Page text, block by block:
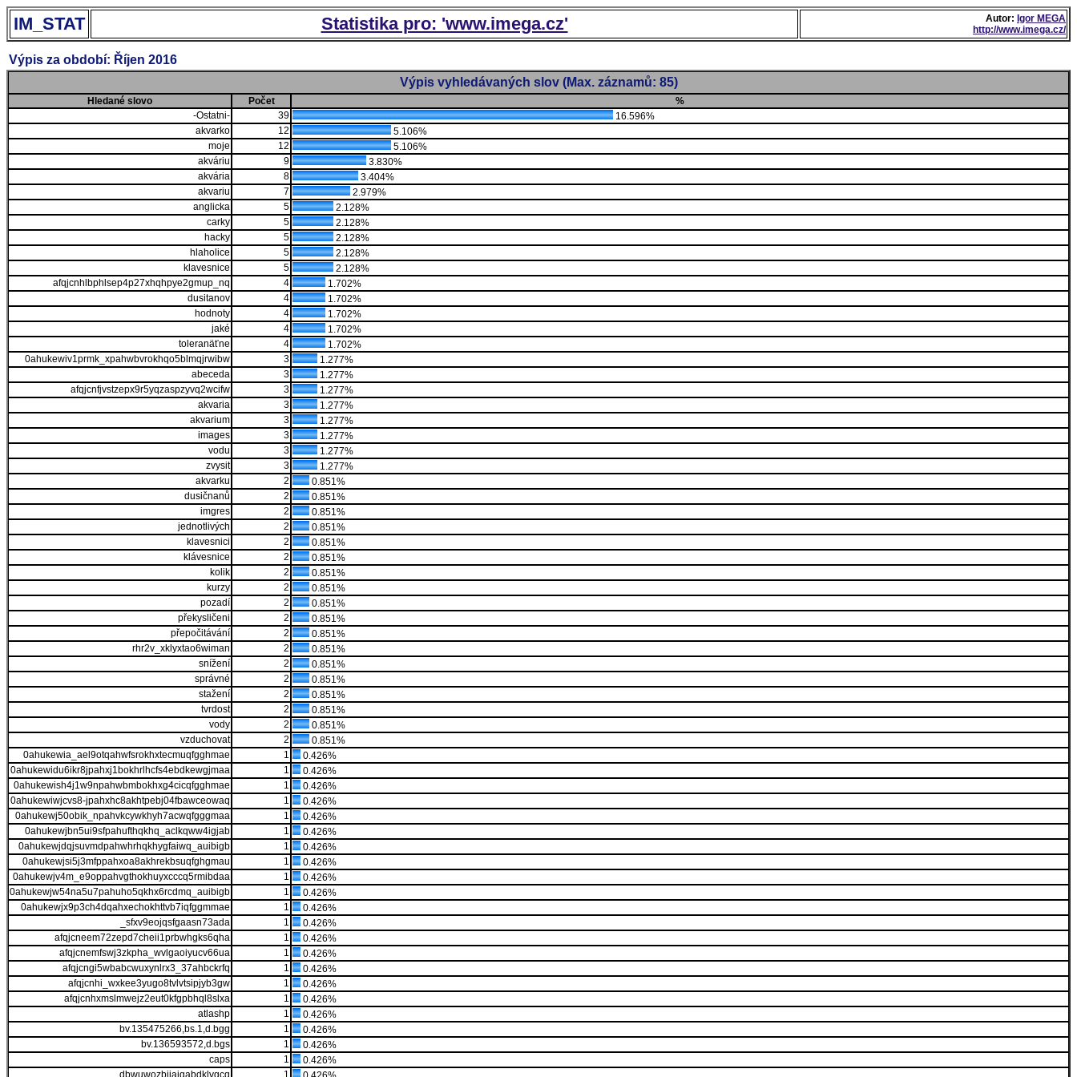
IM_STAT Statistika pro: 'www.imega.cz' Autor: Igor MEGA
http://www.imega.cz/
Výpis za období: Říjen 2016
Výpis vyhledávaných slov (Max. záznamů: 85)
Hledané slovo Počet
%
-Ostatni-
39
16.596%
akvarko
12
5.106%
moje
12
5.106%
akváriu
9
3.830%
akvária
8
3.404%
akvariu
7
2.979%
anglicka
5
2.128%
carky
5
2.128%
hacky
5
2.128%
hlaholice
5
2.128%
klavesnice
5
2.128%
afqjcnhlbphlsep4p27xhqhpye2gmup_nq
4
1.702%
dusitanov
4
1.702%
hodnoty
4
1.702%
jaké
4
1.702%
toleranäťne
4
1.702%
0ahukewiv1prmk_xpahwbvrokhqo5blmqjrwibw
3
1.277%
abeceda
3
1.277%
afqjcnfjvstzepx9r5yqzaspzyvq2wcifw
3
1.277%
akvaria
3
1.277%
akvarium
3
1.277%
images
3
1.277%
vodu
3
1.277%
zvysit
3
1.277%
akvarku
2
0.851%
dusičnanů
2
0.851%
imgres
2
0.851%
jednotlivých
2
0.851%
klavesnici
2
0.851%
klávesnice
2
0.851%
kolik
2
0.851%
kurzy
2
0.851%
pozadí
2
0.851%
překysličeni
2
0.851%
přepočitávání
2
0.851%
rhr2v_xklyxtao6wiman
2
0.851%
snížení
2
0.851%
správné
2
0.851%
stažení
2
0.851%
tvrdost
2
0.851%
vody
2
0.851%
vzduchovat
2
0.851%
0ahukewia_ael9otqahwfsrokhxtecmuqfgghmae
1
0.426%
0ahukewidu6ikr8jpahxj1bokhrlhcfs4ebdkewgjmaa
1
0.426%
0ahukewish4j1w9npahwbmbokhxg4cicqfgghmae
1
0.426%
0ahukewiwjcvs8-jpahxhc8akhtpebj04fbawceowaq
1
0.426%
0ahukewj50obik_npahvkcywkhyh7acwqfgggmaa
1
0.426%
0ahukewjbn5ui9sfpahufthqkhq_aclkqww4igjab
1
0.426%
0ahukewjdqjsuvmdpahwhrhqkhygfaiwq_auibigb
1
0.426%
0ahukewjsi5j3mfppahxoa8akhrekbsuqfghgmau
1
0.426%
0ahukewjv4m_e9oppahvgthokhuyxcccq5rmibdaa
1
0.426%
0ahukewjw54na5u7pahuho5qkhx6rcdmq_auibigb
1
0.426%
0ahukewjx9p3ch4dqahxechokhttvb7iqfggmmae
1
0.426%
_sfxv9eojqsfgaasn73ada
1
0.426%
afqjcneem72zepd7cheii1prbwhgks6qha
1
0.426%
afqjcnemfswj3zkpha_wvlgaoiyucv66ua
1
0.426%
afqjcngi5wbabcwuxynlrx3_37ahbckrfq
1
0.426%
afqjcnhi_wxkee3yugo8tvlvtsipjyb3gw
1
0.426%
afqjcnhxmslmwejz2eut0kfgpbhql8slxa
1
0.426%
atlashp
1
0.426%
bv.135475266,bs.1,d.bgg
1
0.426%
bv.136593572,d.bgs
1
0.426%
caps
1
0.426%
dbwuwozbiiaigabdklvgcq
1